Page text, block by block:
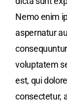
Nemo enim
aspernatur
voluptatem
est, qui
consectetur,